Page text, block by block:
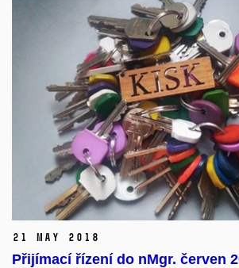
21 May 2018
Přijímací řízení do nMgr. červen